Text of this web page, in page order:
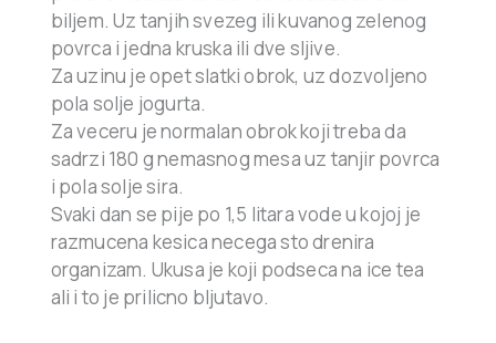
biljem. Uz tanjih svezeg ili kuvanog zelenog
povrca i jedna kruska ili dve sljive.
Za uzinu je opet slatki obrok, uz dozvoljeno
pola solje jogurta.
Za veceru je normalan obrok koji treba da
sadrzi 180 g nemasnog mesa uz tanjir povrca
i pola solje sira.
Svaki dan se pije po 1,5 litara vode u kojoj je
razmucena kesica necega sto drenira
organizam. Ukusa je koji podseca na ice tea
ali i to je prilicno bljutavo.